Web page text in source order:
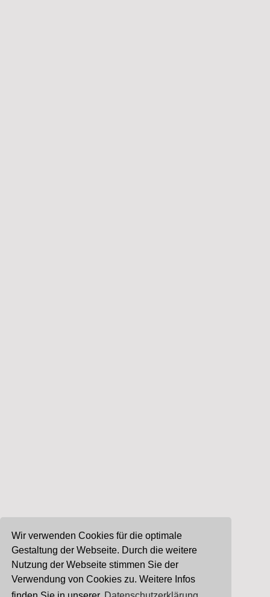
Wir verwenden Cookies für die optimale
Gestaltung der Webseite. Durch die weitere
Nutzung der Webseite stimmen Sie der
Verwendung von Cookies zu. Weitere Infos